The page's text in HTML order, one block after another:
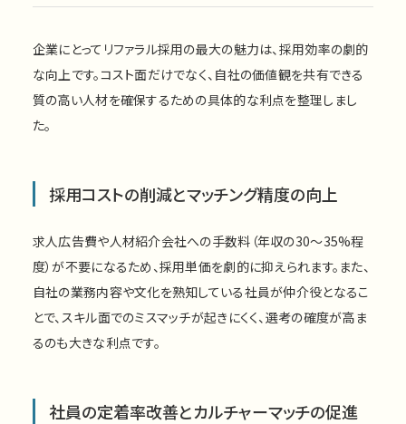
企業にとってリファラル採用の最大の魅力は、採用効率の劇的
な向上です。コスト面だけでなく、自社の価値観を共有できる
質の高い人材を確保するための具体的な利点を整理しまし
た。
採用コストの削減とマッチング精度の向上
求人広告費や人材紹介会社への手数料（年収の30〜35%程
度）が不要になるため、採用単価を劇的に抑えられます。また、
自社の業務内容や文化を熟知している社員が仲介役となるこ
とで、スキル面でのミスマッチが起きにくく、選考の確度が高ま
るのも大きな利点です。
社員の定着率改善とカルチャーマッチの促進